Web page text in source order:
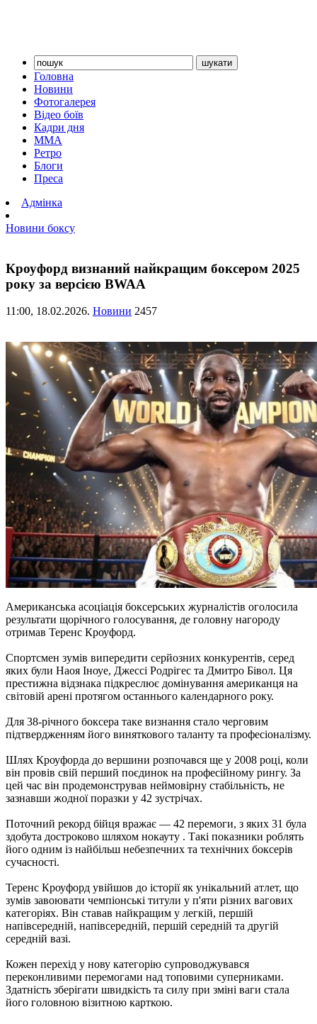
Головна
Новини
Фотогалерея
Відео боїв
Кадри дня
ММА
Ретро
Блоги
Преса
Адмінка
Новини боксу
Кроуфорд визнаний найкращим боксером 2025
року за версією BWAA
11:00, 18.02.2026. Новини 2457
Американська асоціація боксерських журналістів оголосила
результати щорічного голосування, де головну нагороду
отримав Теренс Кроуфорд.
Спортсмен зумів випередити серйозних конкурентів, серед
яких були Наоя Іноуе, Джессі Родрігес та Дмитро Бівол. Ця
престижна відзнака підкреслює домінування американця на
світовій арені протягом останнього календарного року.
Для 38-річного боксера таке визнання стало черговим
підтвердженням його виняткового таланту та професіоналізму.
Шлях Кроуфорда до вершини розпочався ще у 2008 році, коли
він провів свій перший поєдинок на професійному рингу. За
цей час він продемонстрував неймовірну стабільність, не
зазнавши жодної поразки у 42 зустрічах.
Поточний рекорд бійця вражає — 42 перемоги, з яких 31 була
здобута достроково шляхом нокауту . Такі показники роблять
його одним із найбільш небезпечних та технічних боксерів
сучасності.
Теренс Кроуфорд увійшов до історії як унікальний атлет, що
зумів завоювати чемпіонські титули у п'яти різних вагових
категоріях. Він ставав найкращим у легкій, першій
напівсередній, напівсередній, першій середній та другій
середній вазі.
Кожен перехід у нову категорію супроводжувався
переконливими перемогами над топовими суперниками.
Здатність зберігати швидкість та силу при зміні ваги стала
його головною візитною карткою.